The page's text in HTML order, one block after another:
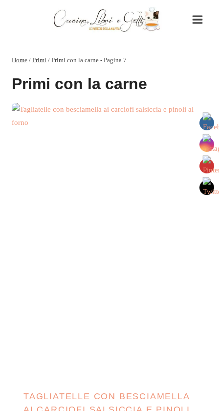
Home / Primi / Primi con la carne - Pagina 7
Primi con la carne
TAGLIATELLE CON BESCIAMELLA